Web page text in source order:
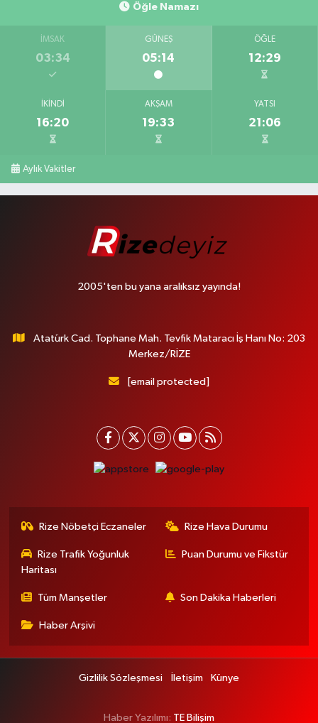
Öğle Namazı
İMSAK
03:34
GÜNEŞ
05:14
ÖĞLE
12:29
İKINDI
16:20
AKŞAM
19:33
YATSI
21:06
Aylık Vakitler
2005'ten bu yana aralıksız yayında!
Atatürk Cad. Tophane Mah. Tevfik Mataracı İş Hanı No: 203
Merkez/RİZE
[email protected]
Rize Nöbetçi Eczaneler Rize Hava Durumu
Rize Trafik Yoğunluk
Haritası
Puan Durumu ve Fikstür
Tüm Manşetler Son Dakika Haberleri
Haber Arşivi
Gizlilik Sözleşmesi İletişim Künye
Haber Yazılımı: TE Bilişim